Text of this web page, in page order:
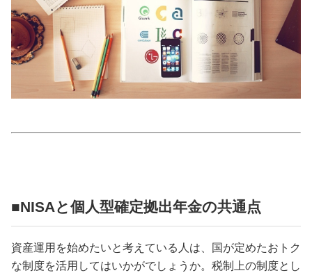
グルメ
トラベル
性と愛
ゲーム
■NISAと個人型確定拠出年金の共通点
資産運用を始めたいと考えている人は、国が定めたおトク
な制度を活用してはいかがでしょうか。税制上の制度とし